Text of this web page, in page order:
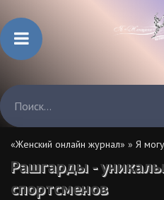
«Женский онлайн журнал» » Я
Рашгарды -
спортсменов